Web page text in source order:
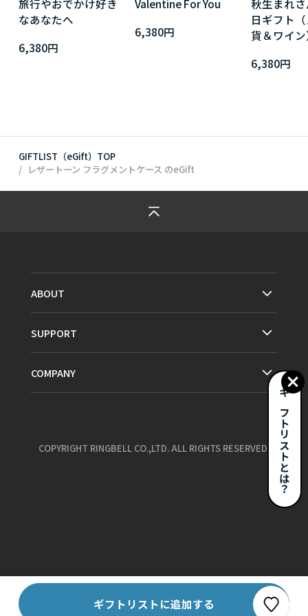
お気に入り
ギフトリストに追加する
旅行やおでかけ好き
なあなたへ
6,380円
Valentine For You
6,380円
秋生まれ
日ギフト
貨＆ワイ
6,380円
GIFTLIST（eGift）TOP
レザートーン フラグメントケース のeGift
ギフトリストとは？
ABOUT
SUPPORT
COMPANY
COPYRIGHT RINGBELL CO.,LTD. ALL RIGHTS RESERVED.